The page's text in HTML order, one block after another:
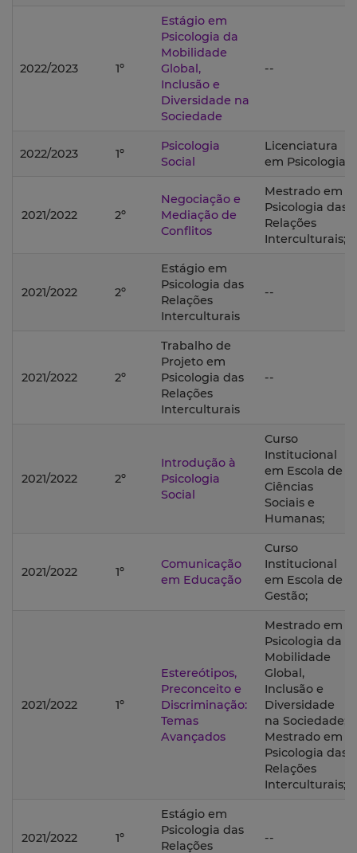
2022/2023 1º
Estágio em
Psicologia da
Mobilidade
Global,
Inclusão e
Diversidade na
Sociedade
--
2022/2023 1º
Psicologia
Social
Licenciatura
em Psicologia;
2021/2022 2º
Negociação e
Mediação de
Conflitos
Mestrado em
Psicologia das
Relações
Interculturais;
2021/2022 2º
Estágio em
Psicologia das
Relações
Interculturais
--
2021/2022 2º
Trabalho de
Projeto em
Psicologia das
Relações
Interculturais
--
2021/2022 2º
Introdução à
Psicologia
Social
Curso
Institucional
em Escola de
Ciências
Sociais e
Humanas;
2021/2022 1º
Comunicação
em Educação
Curso
Institucional
em Escola de
Gestão;
2021/2022 1º
Estereótipos,
Preconceito e
Discriminação:
Temas
Avançados
Mestrado em
Psicologia da
Mobilidade
Global,
Inclusão e
Diversidade
na Sociedade;
Mestrado em
Psicologia das
Relações
Interculturais;
2021/2022 1º
Estágio em
Psicologia das
Relações
--